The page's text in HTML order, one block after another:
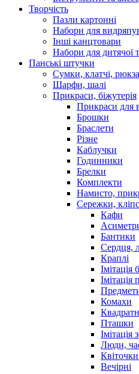
Творчість
Пазли картонні
Набори для
Інші канцтовари
Набори для дитячої
Панські штучки
Сумки, клатчі,
Шарфи, шалі
Прикраси, біжутерія
Прикраси для
Брошки
Браслети
Різне
Каблучки
Годинники
Брелки
Комплекти
Намисто,
Сережки,
Кафи
Бантики
Сердця,
Краплі
Імітація
Імітація
Комахи
Пташки
Імітація
Люди,
Квіточки
Вечірні